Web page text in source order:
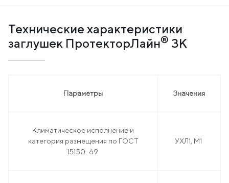
Технические характеристики
заглушек ПротекторЛайн® ЗК
Параметры Значения
Климатическое исполнение и
категория размещения по ГОСТ
15150-69
УХЛ1, М1